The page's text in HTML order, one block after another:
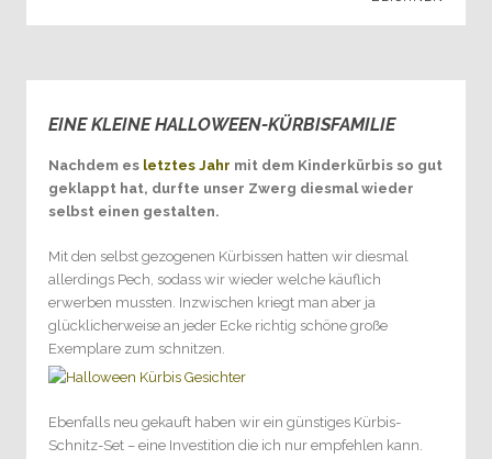
EINE KLEINE HALLOWEEN-KÜRBISFAMILIE
Nachdem es letztes Jahr mit dem Kinderkürbis so gut
geklappt hat, durfte unser Zwerg diesmal wieder
selbst einen gestalten.
Mit den selbst gezogenen Kürbissen hatten wir diesmal
allerdings Pech, sodass wir wieder welche käuflich
erwerben mussten. Inzwischen kriegt man aber ja
glücklicherweise an jeder Ecke richtig schöne große
Exemplare zum schnitzen.
Ebenfalls neu gekauft haben wir ein günstiges Kürbis-
Schnitz-Set – eine Investition die ich nur empfehlen kann.